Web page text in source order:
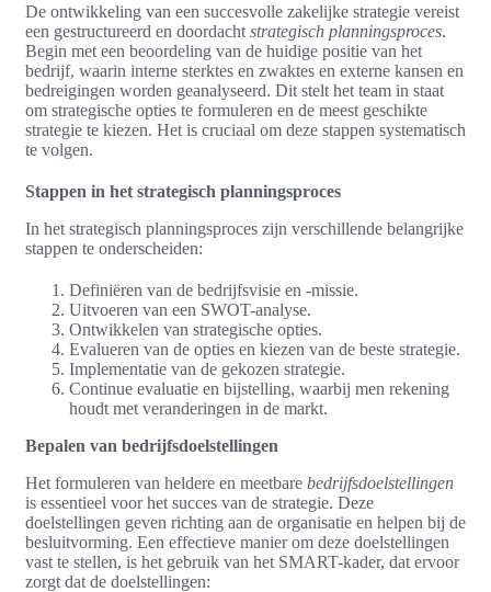
De ontwikkeling van een succesvolle zakelijke strategie vereist
een gestructureerd en doordacht strategisch planningsproces.
Begin met een beoordeling van de huidige positie van het
bedrijf, waarin interne sterktes en zwaktes en externe kansen en
bedreigingen worden geanalyseerd. Dit stelt het team in staat
om strategische opties te formuleren en de meest geschikte
strategie te kiezen. Het is cruciaal om deze stappen systematisch
te volgen.
Stappen in het strategisch planningsproces
In het strategisch planningsproces zijn verschillende belangrijke
stappen te onderscheiden:
Definiëren van de bedrijfsvisie en -missie.
Uitvoeren van een SWOT-analyse.
Ontwikkelen van strategische opties.
Evalueren van de opties en kiezen van de beste strategie.
Implementatie van de gekozen strategie.
Continue evaluatie en bijstelling, waarbij men rekening
houdt met veranderingen in de markt.
Bepalen van bedrijfsdoelstellingen
Het formuleren van heldere en meetbare bedrijfsdoelstellingen
is essentieel voor het succes van de strategie. Deze
doelstellingen geven richting aan de organisatie en helpen bij de
besluitvorming. Een effectieve manier om deze doelstellingen
vast te stellen, is het gebruik van het SMART-kader, dat ervoor
zorgt dat de doelstellingen: